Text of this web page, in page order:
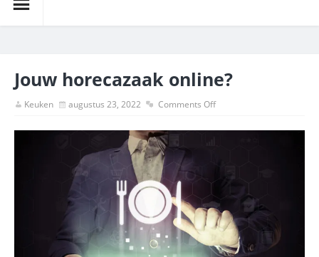
Jouw horecazaak online?
Keuken augustus 23, 2022 Comments Off